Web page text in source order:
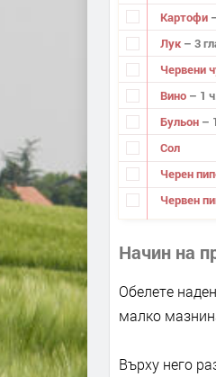
Картофи
Лук – 3
Червени
Вино – 1
Бульон –
Сол
Черен
Червен
Начин на
Обелете
малко
Върху него